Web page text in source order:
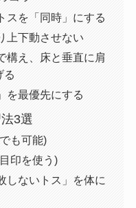
スを「同時」にする
上下動させない
構え、床と垂直に肩
る
を最優先にする
3選
も可能)
印を使う)
ないトス」を体に